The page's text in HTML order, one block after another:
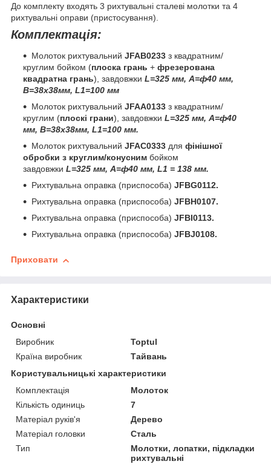
До комплекту входять 3 рихтувальні сталеві молотки та 4
рихтувальні оправи (пристосування).
Комплектація:
Молоток рихтувальний JFAB0233 з квадратним/
круглим бойком (плоска грань + фрезерована
квадратна грань), завдовжки L=325 мм, A=ф40 мм,
В=38х38мм, L1=100 мм
Молоток рихтувальний JFAA0133 з квадратним/
круглим (плоскі грани), завдовжки L=325 мм, A=ф40
мм, В=38х38мм, L1=100 мм.
Молоток рихтувальний JFAC0333 для фінішної
обробки з круглим/конусним бойком
завдовжки L=325 мм, A=ф40 мм, L1 = 138 мм.
Рихтувальна оправка (приспособа) JFBG0112.
Рихтувальна оправка (приспособа) JFBH0107.
Рихтувальна оправка (приспособа) JFBI0113.
Рихтувальна оправка (приспособа) JFBJ0108.
Приховати
Характеристики
Основні
Виробник
Toptul
Країна виробник
Тайвань
Користувальницькі характеристики
Комплектація
Молоток
Кількість одиниць
7
Матеріал руків'я
Дерево
Матеріал головки
Сталь
Тип
Молотки, лопатки, підкладки
рихтувальні